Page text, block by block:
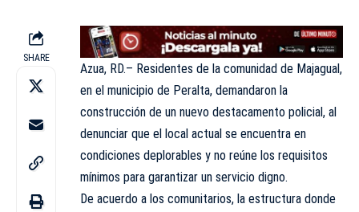
SHARE
Azua, RD.– Residentes de la comunidad de Majagual,
en el municipio de Peralta, demandaron la
construcción de un nuevo destacamento policial, al
denunciar que el local actual se encuentra en
condiciones deplorables y no reúne los requisitos
mínimos para garantizar un servicio digno.
De acuerdo a los comunitarios, la estructura donde